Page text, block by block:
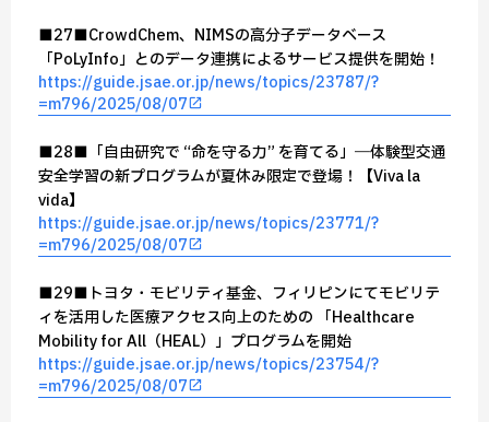
■27■CrowdChem、NIMSの高分子データベース
「PoLyInfo」とのデータ連携によるサービス提供を開始！
https://guide.jsae.or.jp/news/topics/23787/?
=m796/2025/08/07
■28■「自由研究で “命を守る力” を育てる」―体験型交通
安全学習の新プログラムが夏休み限定で登場！【Viva la
vida】
https://guide.jsae.or.jp/news/topics/23771/?
=m796/2025/08/07
■29■トヨタ・モビリティ基金、フィリピンにてモビリテ
ィを活用した医療アクセス向上のための 「Healthcare
Mobility for All（HEAL）」プログラムを開始
https://guide.jsae.or.jp/news/topics/23754/?
=m796/2025/08/07